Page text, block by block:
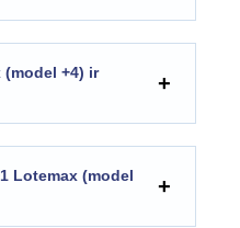
(model +4) ir
Lotemax (model